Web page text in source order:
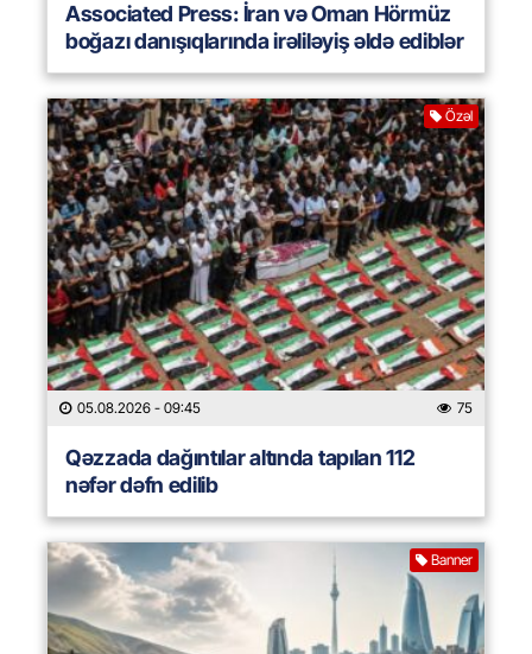
Associated Press: İran və Oman Hörmüz
boğazı danışıqlarında irəliləyiş əldə ediblər
Özəl
05.08.2026 - 09:45 75
Qəzzada dağıntılar altında tapılan 112
nəfər dəfn edilib
Banner